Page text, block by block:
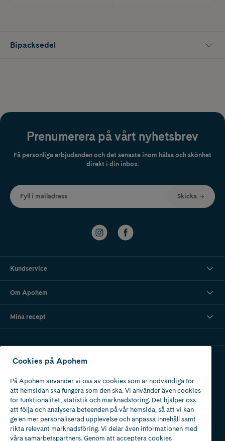
Bipacksedel
Prenumerera på vårt nyhetsbrev
Få personliga erbjudanden och det senaste inom hälsa och skönhet
direkt i din inbox.
Fyll i mailadress Skicka
Kundservice
Om Apohem
Mina recept
Ladda ner vår app
Apotek med tillstånd
av Läkemedelsverket
Cookies på Apohem
På Apohem använder vi oss av cookies som är nödvändiga för
att hemsidan ska fungera som den ska. Vi använder även cookies
för funktionalitet, statistik och marknadsföring. Det hjälper oss
att följa och analysera beteenden på vår hemsida, så att vi kan
ge en mer personaliserad upplevelse och anpassa innehåll samt
rikta relevant marknadsföring. Vi delar även informationen med
våra samarbetspartners. Genom att acceptera cookies